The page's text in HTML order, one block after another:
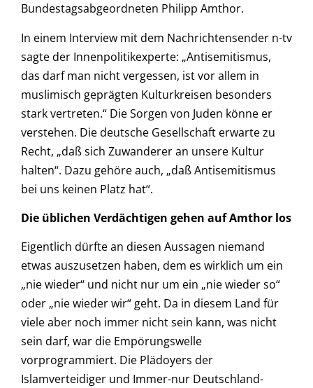
Bundestagsabgeordneten Philipp Amthor.
In einem Interview mit dem Nachrichtensender n-tv
sagte der Innenpolitikexperte: „Antisemitismus,
das darf man nicht vergessen, ist vor allem in
muslimisch geprägten Kulturkreisen besonders
stark vertreten.“ Die Sorgen von Juden könne er
verstehen. Die deutsche Gesellschaft erwarte zu
Recht, „daß sich Zuwanderer an unsere Kultur
halten“. Dazu gehöre auch, „daß Antisemitismus
bei uns keinen Platz hat“.
Die üblichen Verdächtigen gehen auf Amthor los
Eigentlich dürfte an diesen Aussagen niemand
etwas auszusetzen haben, dem es wirklich um ein
„nie wieder“ und nicht nur um ein „nie wieder so“
oder „nie wieder wir“ geht. Da in diesem Land für
viele aber noch immer nicht sein kann, was nicht
sein darf, war die Empörungswelle
vorprogrammiert. Die Plädoyers der
Islamverteidiger und Immer-nur Deutschland-